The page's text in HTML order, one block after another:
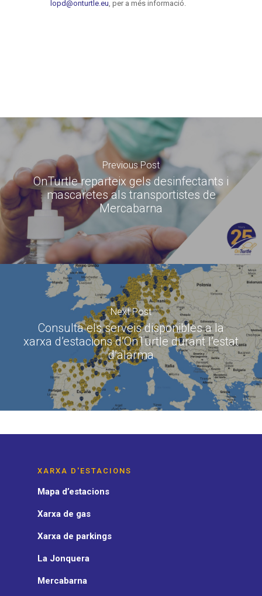
Previous Post
OnTurtle reparteix gels desinfectants i
mascaretes als transportistes de
Mercabarna
Next Post
Consulta els serveis disponibles a la
xarxa d’estacions d’OnTurtle durant l’estat
d’alarma
XARXA D'ESTACIONS
Mapa d’estacions
Xarxa de gas
Xarxa de parkings
La Jonquera
Mercabarna